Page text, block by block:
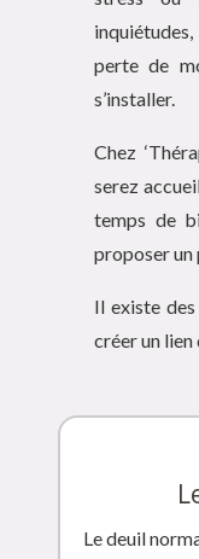
inquiétudes,
perte de
s’installer.
Chez
serez
temps de
proposer un
Il existe
créer un
Le deuil